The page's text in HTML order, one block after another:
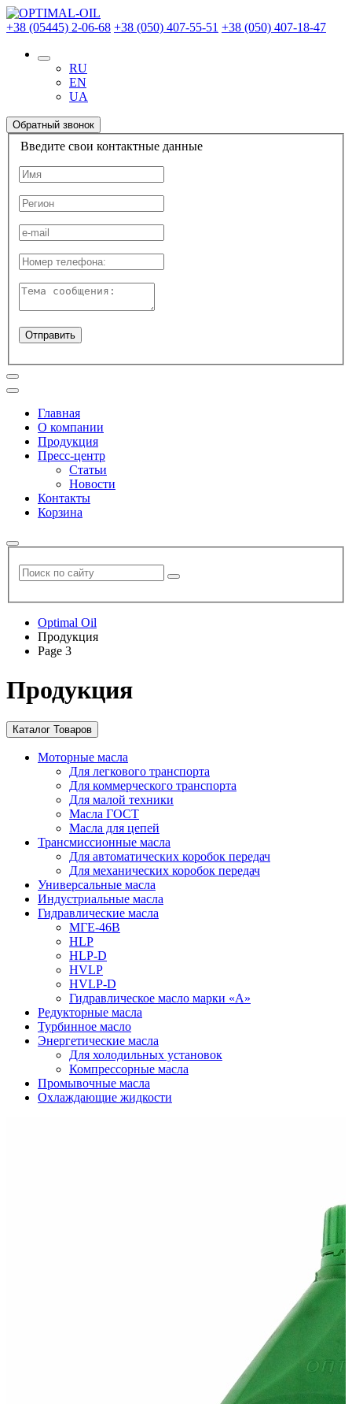
+38 (05445) 2-06-68 +38 (050) 407-55-51 +38 (050) 407-18-47
RU
EN
UA
Обратный звонок
Введите свои контактные данные
Отправить
Главная
О компании
Продукция
Пресс-центр
Статьи
Новости
Контакты
Корзина
Optimal Oil
Продукция
Page 3
Продукция
Каталог Товаров
Моторные масла
Для легкового транспорта
Для коммерческого транспорта
Для малой техники
Масла ГОСТ
Масла для цепей
Трансмиссионные масла
Для автоматических коробок передач
Для механических коробок передач
Универсальные масла
Индустриальные масла
Гидравлические масла
МГЕ-46В
HLP
HLP-D
HVLP
HVLP-D
Гидравлическое масло марки «А»
Редукторные масла
Турбинное масло
Энергетические масла
Для холодильных установок
Компрессорные масла
Промывочные масла
Охлаждающие жидкости